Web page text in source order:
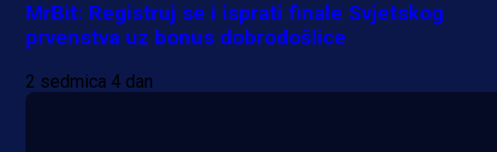
MrBit: Registruj se i isprati finale Svjetskog
prvenstva uz bonus dobrodošlice
2 sedmica 4 dan